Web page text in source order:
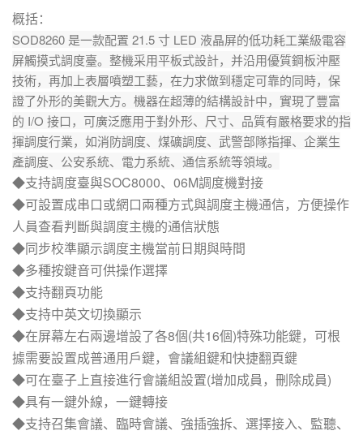
概括：
SOD8260 是一款配置 21.5 寸 LED 液晶屏的低功耗工業級電容
屏觸摸式調度臺。整機采用平板式設計，并沿用優質鋼板沖壓
技術，再加上表層噴塑工藝，在力求做到穩定可靠的同時，保
證了外形的美觀大方。機器在超薄的結構設計中，實現了豐富
的 I/O 接口，可廣泛應用于對外形、尺寸、品質有嚴格要求的指
揮調度行業，如消防調度、煤礦調度、武警部隊指揮、企業生
產調度、公安系統、電力系統、通信系統等領域。
◆支持調度臺與SOC8000、06M調度機對接
◆可設置成串口或網口兩種方式與調度主機通信，方便操作
人員查看判斷與調度主機的通信狀態
◆同步校準顯示調度主機當前日期與時間
◆多種按鍵音可供操作選擇
◆支持翻頁功能
◆支持中英文切換顯示
◆在屏幕左右兩邊增設了各8個(共16個)特殊功能鍵，可根
據需要設置成普通用戶鍵，會議組鍵和快捷翻頁鍵
◆可在臺子上直接進行會議組設置(增加成員，刪除成員)
◆具有一鍵外線，一鍵轉接
◆支持召集會議、臨時會議、強插強拆、選擇接入、監聽、